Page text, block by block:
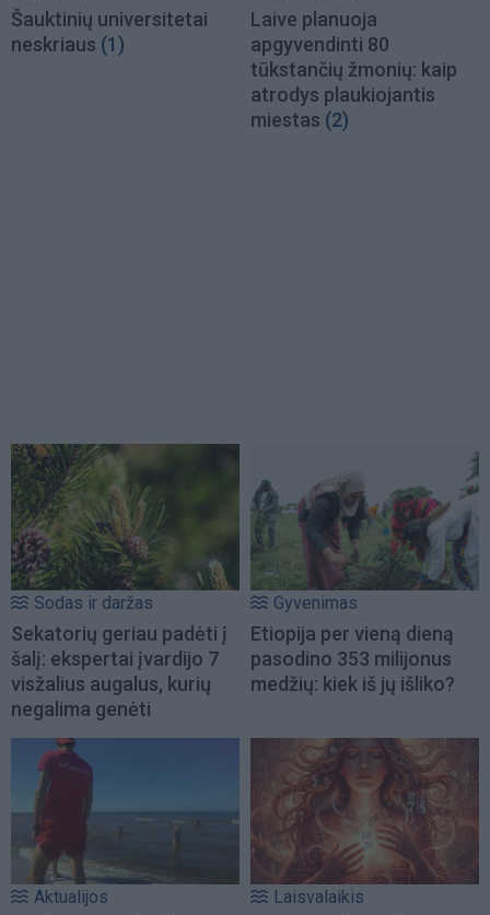
Šauktinių universitetai
neskriaus (1)
Laive planuoja
apgyvendinti 80
tūkstančių žmonių: kaip
atrodys plaukiojantis
miestas (2)
Sodas ir daržas
Sekatorių geriau padėti į
šalį: ekspertai įvardijo 7
visžalius augalus, kurių
negalima genėti
Gyvenimas
Etiopija per vieną dieną
pasodino 353 milijonus
medžių: kiek iš jų išliko?
Aktualijos Laisvalaikis